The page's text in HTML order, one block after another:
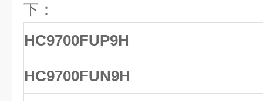
下：
HC9700FUP9H
HC9700FUN9H